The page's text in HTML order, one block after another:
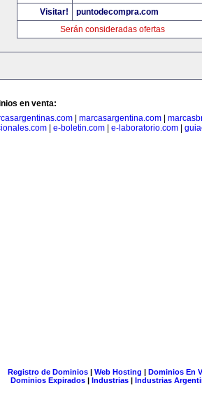
Visitar!
puntodecompra.com
Serán consideradas ofertas
en venta:
marcasargentina.com
| e-boletin.com| e-laboratorio.com|
Registro de Dominios| Web Hosting | Dominios En
Dominios Expirados | Industrias | Industrias